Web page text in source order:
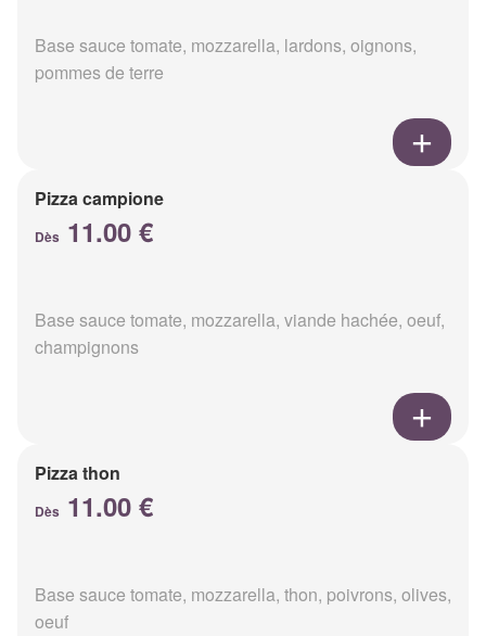
Base sauce tomate, mozzarella, lardons, oignons,
pommes de terre
Pizza campione
Dès 11.00 €
Base sauce tomate, mozzarella, viande hachée, oeuf,
champignons
Pizza thon
Dès 11.00 €
Base sauce tomate, mozzarella, thon, poivrons, olives,
oeuf